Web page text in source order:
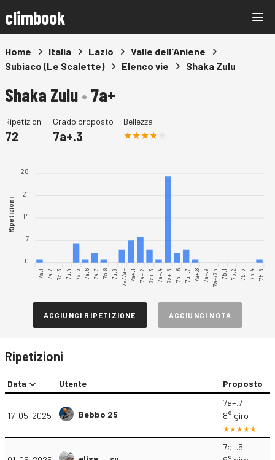
climbook
Home Italia Lazio
Valle dell'Aniene
Subiaco (Le Scalette)
Elenco vie Shaka Zulu
Shaka Zulu• 7a+
Ripetizioni
72
Grado proposto
7a+.3
Bellezza
28
21
14
7
0
Ripetizioni
7a.1 7a.2 7a.3 7a.4 7a.5 7a.6 7a.7 7a.8 7a.9 7a/7a+ 7a+.1 7a+.2 7a+.3 7a+.4 7a+.5 7a+.6 7a+.7 7a+.8 7a+.9 7a+/7b 7b.1 7b.2 7b.3 7b.4 7b.5
AGGIUNGI RIPETIZIONE AGGIUNGI NOTA
Ripetizioni
Data Utente Proposto
17-05-2025 Bebbo 25
7a+.7
8° giro
7a+.5